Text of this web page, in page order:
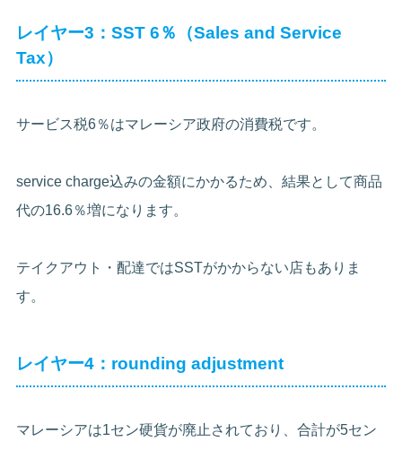
レイヤー3：SST 6％（Sales and Service
Tax）
サービス税6％はマレーシア政府の消費税です。
service charge込みの金額にかかるため、結果として商品
代の16.6％増になります。
テイクアウト・配達ではSSTがかからない店もありま
す。
レイヤー4：rounding adjustment
マレーシアは1セン硬貨が廃止されており、合計が5セン